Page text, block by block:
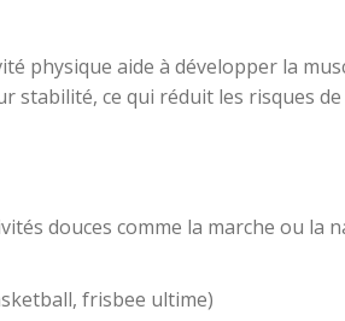
physique aide à développer la
ce qui réduit les risques
douces comme la marche ou la
frisbee ultime)